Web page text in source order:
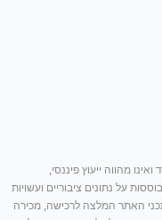
מהווה ייעוץ פיננסי,
על נתונים ציבוריים ועשויות
האתר המלצה לרכישה, מכירה